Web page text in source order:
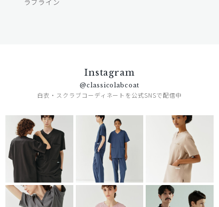
Instagram
@classicolabcoat
白衣・スクラブコーディネートを公式SNSで配信中